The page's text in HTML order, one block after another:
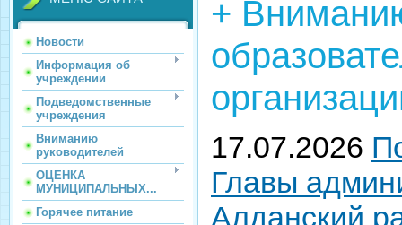
Новости
Информация об
учреждении
Подведомственные
учреждения
Вниманию
руководителей
ОЦЕНКА
МУНИЦИПАЛЬНЫХ...
Горячее питание
+
17.07.2026
Главы
Алданский